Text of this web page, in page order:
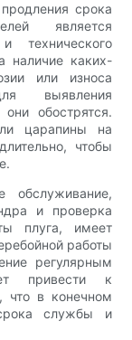
срока
является
технического
наличие каких-
или износа
выявления
обострятся.
царапины на
чтобы
обслуживание,
и проверка
плуга, имеет
работы
регулярным
привести к
что в конечном
службы и